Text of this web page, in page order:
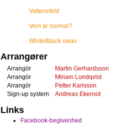
Vattenvärld
Vem är normal?
White/Black swan
Arrangører
Arrangör
Martin Gerhardsson
Arrangör
Miriam Lundqvist
Arrangör
Petter Karlsson
Sign-up system
Andreas Ekeroot
Links
Facebook-begivenhed